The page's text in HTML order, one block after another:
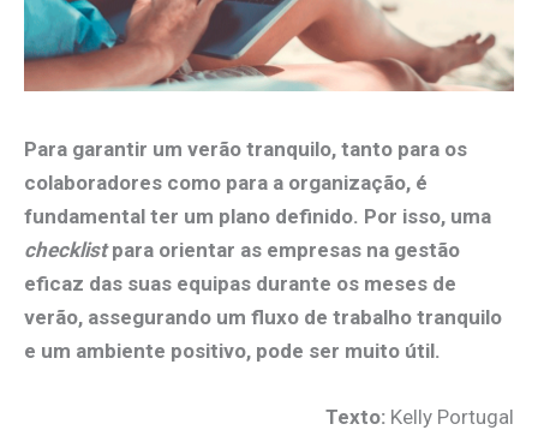
Para garantir um verão tranquilo, tanto para os
colaboradores como para a organização, é
fundamental ter um plano definido. Por isso, uma
checklistpara orientar as empresas na gestão
eficaz das suas equipas durante os meses de
verão, assegurando um fluxo de trabalho tranquilo
e um ambiente positivo, pode ser muito útil.
Texto: Kelly Portugal